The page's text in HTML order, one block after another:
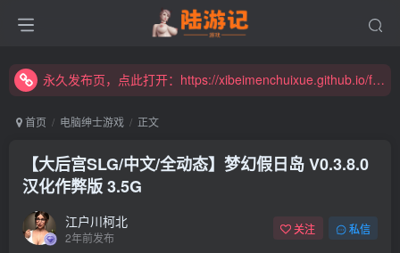
永久发布页，点此打开：https://xibeimenchuixue.github.io/fabuye/
永久发布页，点此打开：https://xibeimenchuixue.github.io/fabuye/
首页 电脑绅士游戏 正文
【大后宫SLG/中文/全动态】梦幻假日岛 V0.3.8.0
汉化作弊版 3.5G
江户川柯北
2年前发布
关注 私信